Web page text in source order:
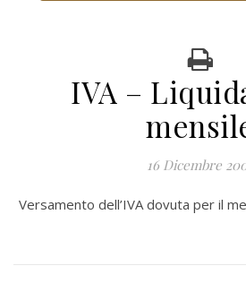
IVA –
16 Dicembre
Versamento dell’IVA dovuta per il